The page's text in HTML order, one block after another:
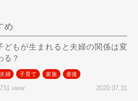
め
どもが生まれると夫婦の関係は変
る？
夫婦 子育て 家族 産後
view 2020.07.31